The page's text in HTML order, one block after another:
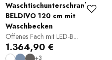
Waschtischunterschrank
BELDIVO 120 cm mit
Waschbecken
Offenes Fach mit LED-B...
1.364,90 €
+3